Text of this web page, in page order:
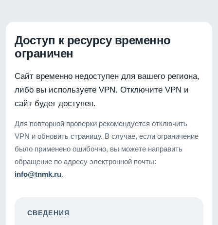
Доступ к ресурсу временно
ограничен
Сайт временно недоступен для вашего региона,
либо вы используете VPN. Отключите VPN и
сайт будет доступен.
Для повторной проверки рекомендуется отключить
VPN и обновить страницу. В случае, если ограничение
было применено ошибочно, вы можете направить
обращение по адресу электронной почты:
info@tnmk.ru.
СВЕДЕНИЯ